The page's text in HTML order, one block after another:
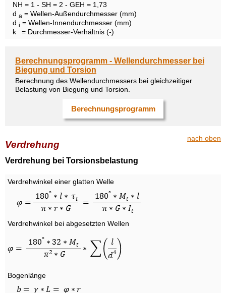
NH = 1 - SH = 2 - GEH = 1,73
d a = Wellen-Außendurchmesser (mm)
d i = Wellen-Innendurchmesser (mm)
k
= Durchmesser-Verhältnis (-)
Berechnungsprogramm - Wellendurchmesser bei
Biegung und Torsion
Berechnung des Wellendurchmessers bei gleichzeitiger
Belastung von Biegung und Torsion.
Berechnungsprogramm
nach oben
Verdrehung
Verdrehung bei Torsionsbelastung
Verdrehwinkel einer glatten Welle
Verdrehwinkel bei abgesetzten Wellen
Bogenlänge